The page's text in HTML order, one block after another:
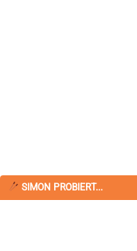
SIMON PROBIERT...